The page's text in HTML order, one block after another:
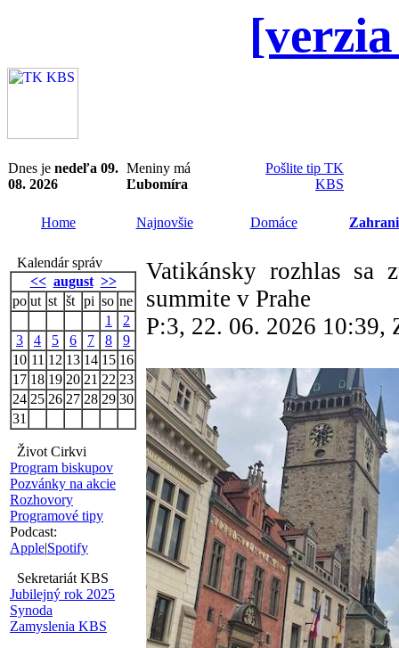
Dnes je nedeľa 09.
08. 2026
Meniny má
Ľubomíra
Pošlite tip TK
KBS
Home Najnovšie Domáce
Kalendár správ
<< august >>
po ut st št pi so ne
1
2
3
4 5 6 7 8
9
10 11 12 13 14 15 16
17 18 19 20 21 22 23
24 25 26 27 28 29 30
31
Život Cirkvi
Program biskupov
Pozvánky na akcie
Rozhovory
Programové tipy
Podcast:
Apple|Spotify
Sekretariát KBS
Jubilejný rok 2025
Synoda
Zamyslenia KBS
Vatikánsky rozhlas sa
summite v Prahe
P:3, 22. 06. 2026 10:39,